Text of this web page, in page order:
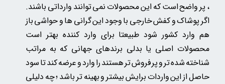
، پر واضح است که این محصولات نمی توانند وارداتی باشند.
اگر پوشاک و کفش خارجی با وجود این گرانی ها و حواشی باز
هم وارد کشور شود طبیعتا برای وارد کننده بهتر است
محصولات اصلی یا بدلی برندهای جهانی که به مراتب
شناخته شده تر و پر فروش تر هستند را وارد و عرضه کندتا سود
حاصل از این واردات برایش بیشتر و بهینه تر باشد ؛ چه دلیلی